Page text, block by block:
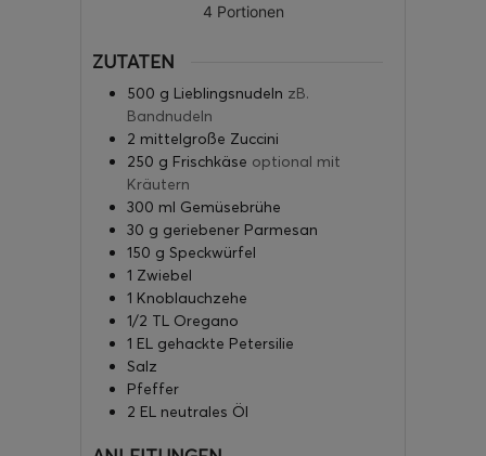
4 Portionen
ZUTATEN
500 g Lieblingsnudeln zB.
Bandnudeln
2 mittelgroße Zuccini
250 g Frischkäse optional mit
Kräutern
300 ml Gemüsebrühe
30 g geriebener Parmesan
150 g Speckwürfel
1 Zwiebel
1 Knoblauchzehe
1/2 TL Oregano
1 EL gehackte Petersilie
Salz
Pfeffer
2 EL neutrales Öl